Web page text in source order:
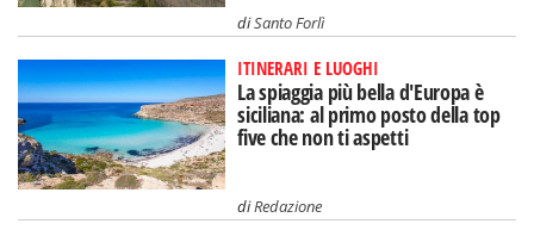
diSanto Forlì
ITINERARI E LUOGHI
La spiaggia più bella d'Europa è
siciliana: al primo posto della top
five che non ti aspetti
diRedazione